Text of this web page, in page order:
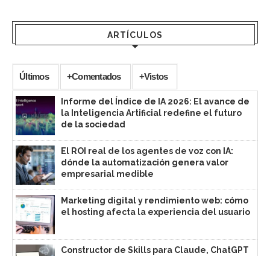
ARTÍCULOS
Últimos +Comentados +Vistos
Informe del Índice de IA 2026: El avance de
la Inteligencia Artificial redefine el futuro
de la sociedad
El ROI real de los agentes de voz con IA:
dónde la automatización genera valor
empresarial medible
Marketing digital y rendimiento web: cómo
el hosting afecta la experiencia del usuario
Constructor de Skills para Claude, ChatGPT